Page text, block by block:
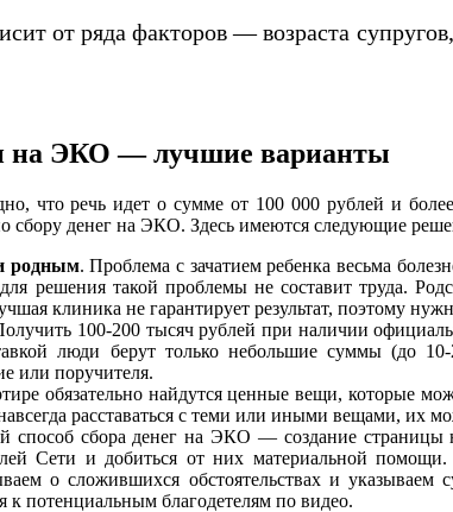
от ряда факторов — возраста
на ЭКО — лучшие варианты
что речь идет о сумме от 100 000 рублей и
сбору денег на ЭКО. Здесь имеются следующие
родным. Проблема с зачатием ребенка весьма
решения такой проблемы не составит труда.
клиника не гарантирует результат, поэтому
100-200 тысяч рублей при наличии
люди берут только небольшие суммы (до
или поручителя.
обязательно найдутся ценные вещи, которые
расставаться с теми или иными вещами,
способ сбора денег на ЭКО — создание страницы
Сети и добиться от них материальной
о сложившихся обстоятельствах и
к потенциальным благодетелям по видео.